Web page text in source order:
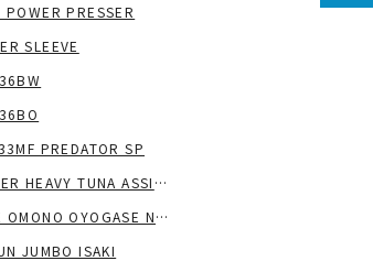
POWER PRESSER
SLEEVE
PREDATOR SP
HEAVY TUNA ASSIST
OYOGASE NOMASE TRIPLE
JUMBO ISAKI